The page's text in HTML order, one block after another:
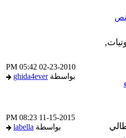
02-23-2010
05:42 PM
بواسطةghida4ever
11-15-2015
08:23 PM
بواسطةlabella